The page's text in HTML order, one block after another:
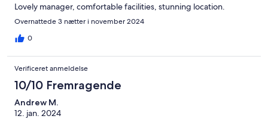
Lovely manager, comfortable facilities, stunning location.
Overnattede 3 nætter i november 2024
0
Verificeret anmeldelse
10/10 Fremragende
Andrew M.
12. jan. 2024